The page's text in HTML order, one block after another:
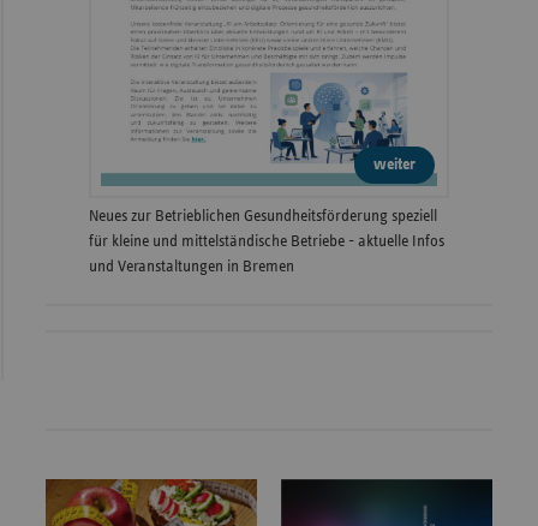
weiter
Neues zur Betrieblichen Gesundheitsförderung speziell
für kleine und mittelständische Betriebe - aktuelle Infos
und Veranstaltungen in Bremen